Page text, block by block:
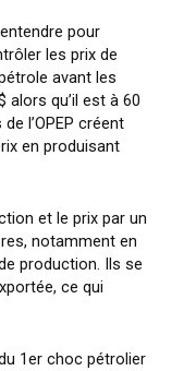
pour
les prix de
avant les
alors qu’il est à 60
l’OPEP créent
en produisant
et le prix par un
notamment en
production. Ils se
ce qui
1er choc pétrolier